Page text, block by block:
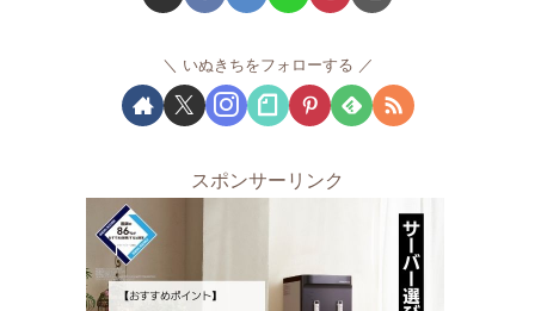
いぬきちをフォローする
スポンサーリンク